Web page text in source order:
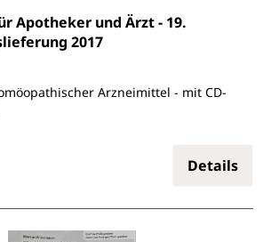
Apotheker und Ärzt - 19.
2017
Arzneimittel - mit CD-
Details